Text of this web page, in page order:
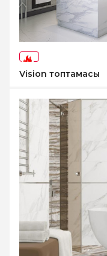
Vision топтамасы
-45%